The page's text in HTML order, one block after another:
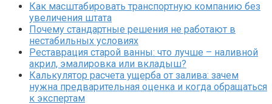
Как масштабировать транспортную компанию без
увеличения штата
Почему стандартные решения не работают в
нестабильных условиях
Реставрация старой ванны: что лучше – наливной
акрил, эмалировка или вкладыш?
Калькулятор расчета ущерба от залива: зачем
нужна предварительная оценка и когда обращаться
к экспертам